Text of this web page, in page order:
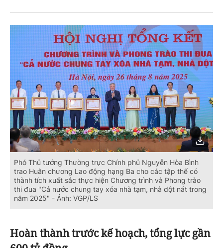
Phó Thủ tướng Thường trực Chính phủ Nguyễn Hòa Bình
trao Huân chương Lao động hạng Ba cho các tập thể có
thành tích xuất sắc thực hiện Chương trình và Phong trào
thi đua "Cả nước chung tay xóa nhà tạm, nhà dột nát trong
năm 2025" - Ảnh: VGP/LS
Hoàn thành trước kế hoạch, tổng lực gần